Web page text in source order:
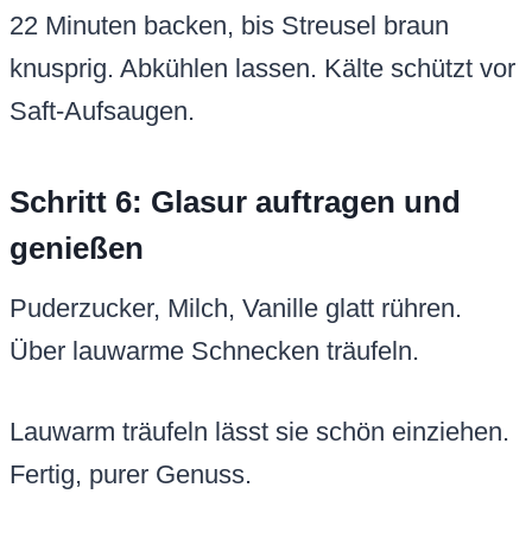
22 Minuten backen, bis Streusel braun
knusprig. Abkühlen lassen. Kälte schützt vor
Saft-Aufsaugen.
Schritt 6: Glasur auftragen und
genießen
Puderzucker, Milch, Vanille glatt rühren.
Über lauwarme Schnecken träufeln.
Lauwarm träufeln lässt sie schön einziehen.
Fertig, purer Genuss.